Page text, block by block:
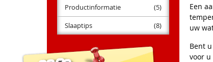
Productinformatie
(5)
Slaaptips
(8)
Een
uw
Bent
voor